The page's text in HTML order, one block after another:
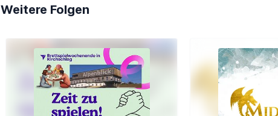
Weitere Folgen